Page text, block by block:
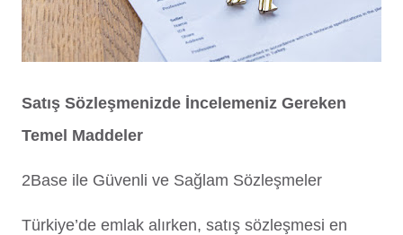
Satış Sözleşmenizde İncelemeniz Gereken
Temel Maddeler
2Base ile Güvenli ve Sağlam Sözleşmeler
Türkiye’de emlak alırken, satış sözleşmesi en